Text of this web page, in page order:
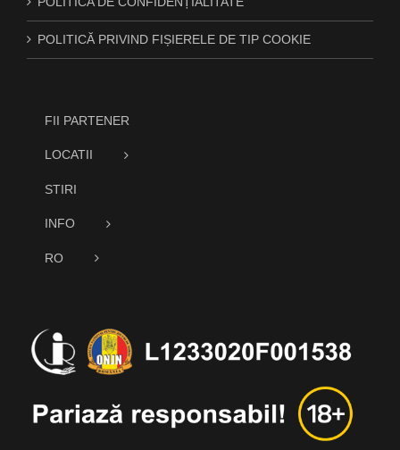
POLITICĂ PRIVIND FIȘIERELE DE TIP COOKIE
FII PARTENER
LOCATII
STIRI
INFO
RO